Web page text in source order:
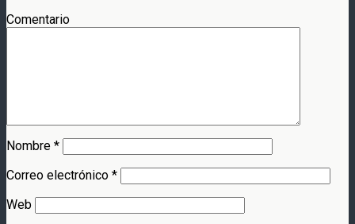
Comentario
Nombre *
Correo electrónico *
Web